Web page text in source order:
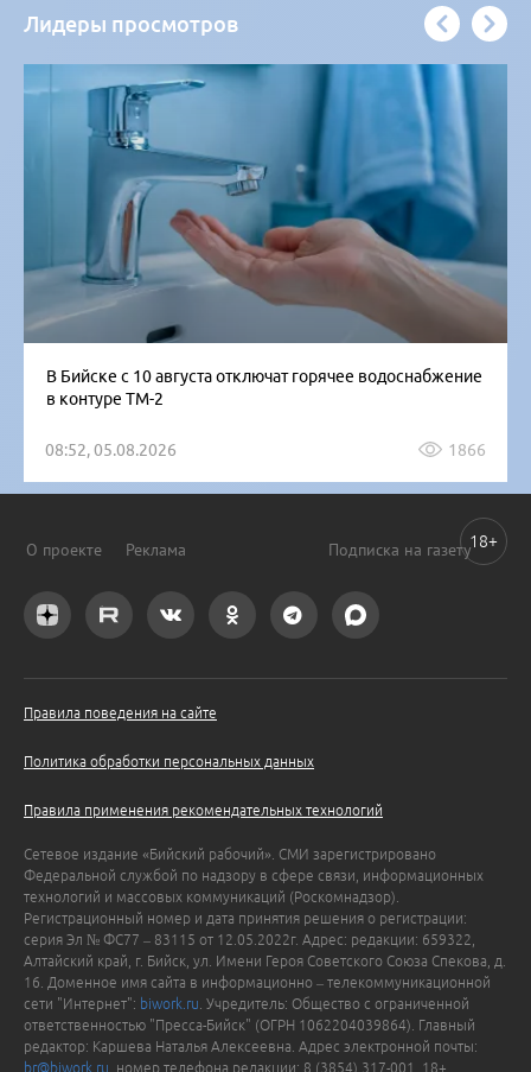
Лидеры просмотров
В Бийске с 10 августа отключат горячее водоснабжение
в контуре ТМ-2
08:52, 05.08.2026 1866
О проекте Реклама Подписка на газету
Правила поведения на сайте
Политика обработки персональных данных
Правила применения рекомендательных технологий
Сетевое издание «Бийский рабочий». СМИ зарегистрировано
Федеральной службой по надзору в сфере связи, информационных
технологий и массовых коммуникаций (Роскомнадзор).
Регистрационный номер и дата принятия решения о регистрации:
серия Эл № ФС77 – 83115 от 12.05.2022г. Адрес: редакции: 659322,
Алтайский край, г. Бийск, ул. Имени Героя Советского Союза Спекова, д.
16. Доменное имя сайта в информационно – телекоммуникационной
сети "Интернет": biwork.ru . Учредитель: Общество с ограниченной
ответственностью "Пресса-Бийск" (ОГРН 1062204039864). Главный
редактор: Каршева Наталья Алексеевна. Адрес электронной почты:
br@biwork.ru , номер телефона редакции: 8 (3854) 317-001. 18+
18+